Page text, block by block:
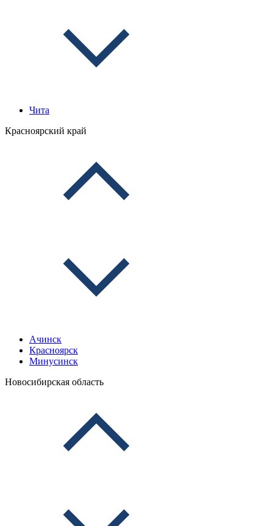
Чита
Красноярский край
Ачинск
Красноярск
Минусинск
Новосибирская область